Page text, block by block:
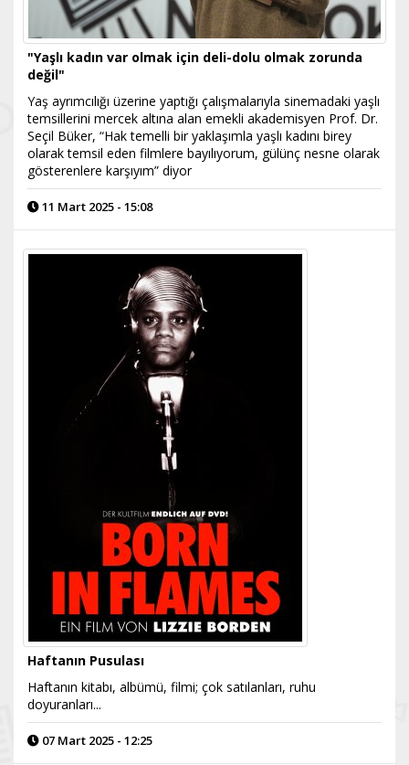
"Yaşlı kadın var olmak için deli-dolu olmak zorunda
değil"
​Yaş ayrımcılığı üzerine yaptığı çalışmalarıyla sinemadaki yaşlı
temsillerini mercek altına alan emekli akademisyen Prof. Dr.
Seçil Büker, “Hak temelli bir yaklaşımla yaşlı kadını birey
olarak temsil eden filmlere bayılıyorum, gülünç nesne olarak
gösterenlere karşıyım” diyor
11 Mart 2025 - 15:08
Haftanın Pusulası
Haftanın kitabı, albümü, filmi; çok satılanları, ruhu
doyuranları...
07 Mart 2025 - 12:25